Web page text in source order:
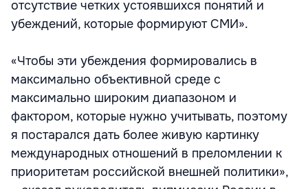
отсутствие четких устоявшихся понятий и
убеждений, которые формируют СМИ».
«Чтобы эти убеждения формировались в
максимально объективной среде с
максимально широким диапазоном и
фактором, которые нужно учитывать, поэтому
я постарался дать более живую картинку
международных отношений в преломлении к
приоритетам российской внешней политики»,